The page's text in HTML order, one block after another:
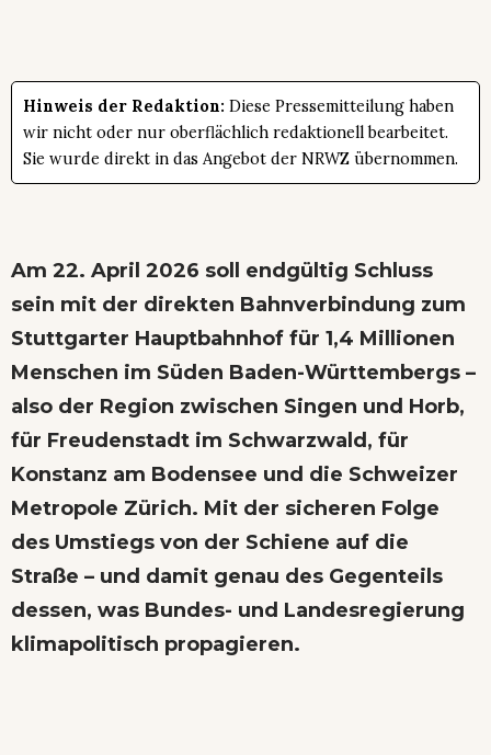
Hinweis der Redaktion: Diese Pressemitteilung haben
wir nicht oder nur oberflächlich redaktionell bearbeitet.
Sie wurde direkt in das Angebot der NRWZ übernommen.
Am 22. April 2026 soll endgültig Schluss
sein mit der direkten Bahnverbindung zum
Stuttgarter Hauptbahnhof für 1,4 Millionen
Menschen im Süden Baden-Württembergs –
also der Region zwischen Singen und Horb,
für Freudenstadt im Schwarzwald, für
Konstanz am Bodensee und die Schweizer
Metropole Zürich. Mit der sicheren Folge
des Umstiegs von der Schiene auf die
Straße – und damit genau des Gegenteils
dessen, was Bundes- und Landesregierung
klimapolitisch propagieren.